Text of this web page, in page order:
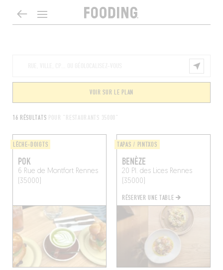
16 RÉSULTATS POUR "RESTAURANTS 35000"
VOIR SUR LE PLAN
LÈCHE-DOIGTS
POK
6 Rue de MontfortRennes
(35000)
TAPAS / PINTXOS
BENÈZE
20 Pl. des Lices Rennes
(35000)
RÉSERVER UNE TABLE